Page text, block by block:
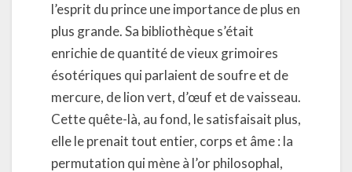
l’esprit du prince une importance de plus en
plus grande. Sa bibliothèque s’était
enrichie de quantité de vieux grimoires
ésotériques qui parlaient de soufre et de
mercure, de lion vert, d’œuf et de vaisseau.
Cette quête-là, au fond, le satisfaisait plus,
elle le prenait tout entier, corps et âme : la
permutation qui mène à l’or philosophal,